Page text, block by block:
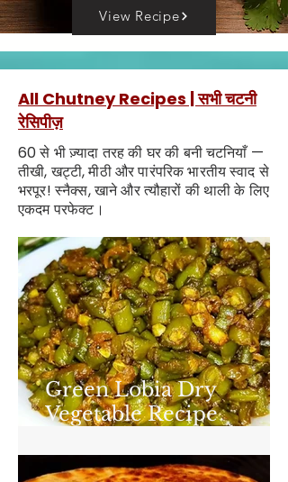
View Recipe
All Chutney Recipes | सभी चटनी
रेसिपीज़
60 से भी ज़्यादा तरह की घर की बनी चटनियाँ —
तीखी, खट्टी, मीठी और पारंपरिक भारतीय स्वाद से
भरपूर! स्नैक्स, खाने और त्यौहारों की थाली के लिए
एकदम परफेक्ट।
Green Lobia Dry
Vegetable Recipe
Delicious and easy